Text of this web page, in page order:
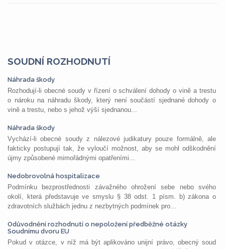
SOUDNÍ ROZHODNUTÍ
Náhrada škody
Rozhodují-li obecné soudy v řízení o schválení dohody o vině a trestu
o nároku na náhradu škody, který není součástí sjednané dohody o
vině a trestu, nebo s jehož výší sjednanou...
Náhrada škody
Vychází-li obecné soudy z nálezové judikatury pouze formálně, ale
fakticky postupují tak, že vyloučí možnost, aby se mohl odškodnění
újmy způsobené mimořádnými opatřeními...
Nedobrovolná hospitalizace
Podmínku bezprostřednosti závažného ohrožení sebe nebo svého
okolí, která představuje ve smyslu § 38 odst. 1 písm. b) zákona o
zdravotních službách jednu z nezbytných podmínek pro...
Odůvodnění rozhodnutí o nepoložení předběžné otázky
Soudnímu dvoru EU
Pokud v otázce, v níž má být aplikováno unijní právo, obecný soud